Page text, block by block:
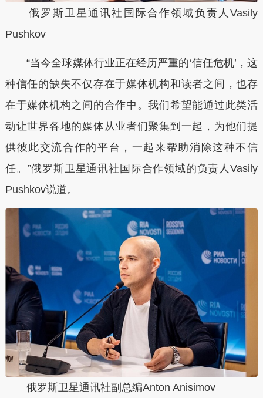
俄罗斯卫星通讯社国际合作领域负责人Vasily
Pushkov
“当今全球媒体行业正在经历严重的‘信任危机’，这
种信任的缺失不仅存在于媒体机构和读者之间，也存
在于媒体机构之间的合作中。我们希望能通过此类活
动让世界各地的媒体从业者们聚集到一起，为他们提
供彼此交流合作的平台，一起来帮助消除这种不信
任。”俄罗斯卫星通讯社国际合作领域的负责人Vasily
Pushkov说道。
俄罗斯卫星通讯社副总编Anton Anisimov